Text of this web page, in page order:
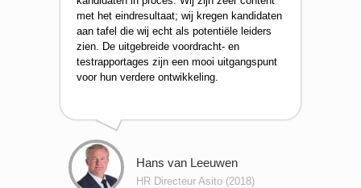
met het eindresultaat; wij kregen kandidaten
aan tafel die wij echt als potentiële leiders
zien. De uitgebreide voordracht- en
testrapportages zijn een mooi uitgangspunt
voor hun verdere ontwikkeling.
Hans van Leeuwen
HR Directeur Asito (2018)